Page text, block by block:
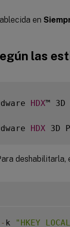
en
las
HDX™
HDX 3D
deshabilitarla,
- k